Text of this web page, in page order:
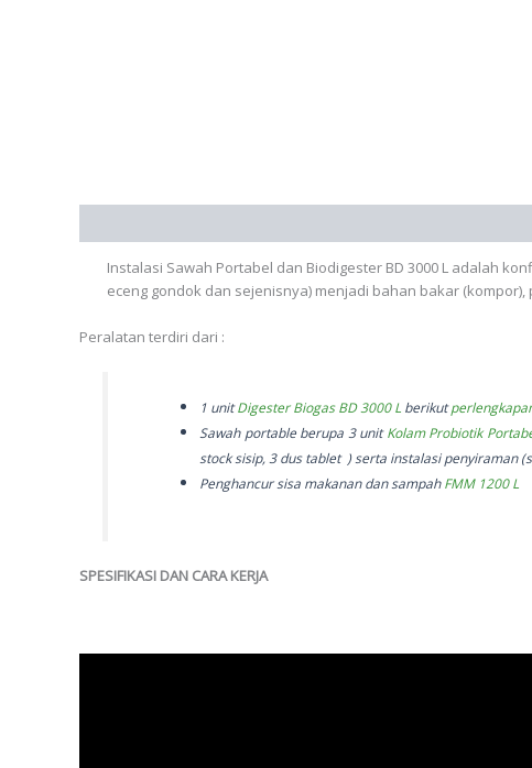
Instalasi Sawah Portabel dan Biodigester BD 3000 L adalah
eceng gondok dan sejenisnya) menjadi bahan bakar
Peralatan terdiri dari :
1 unitDigester Biogas BD 3000 L berikut
Sawah portable berupa 3 unitKolam Probiotik
stock sisip, 3 dus tablet ) serta instalasi penyiraman
Penghancur sisa makanan dan sampahFMM 1200 L
SPESIFIKASI DAN CARA KERJA